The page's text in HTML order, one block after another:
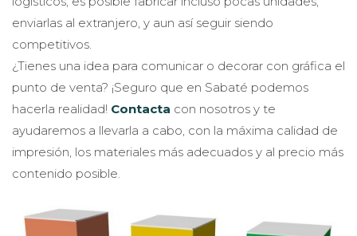
enviarlas al extranjero, y aun así seguir siendo
competitivos.
¿Tienes una idea para comunicar o decorar con gráfica el
punto de venta? ¡Seguro que en Sabaté podemos
hacerla realidad! Contacta con nosotros y te
ayudaremos a llevarla a cabo, con la máxima calidad de
impresión, los materiales más adecuados y al precio más
contenido posible.